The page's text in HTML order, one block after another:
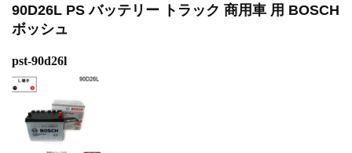
90D26L PS バッテリー トラック 商用車 用 BOSCH
ボッシュ
pst-90d26l